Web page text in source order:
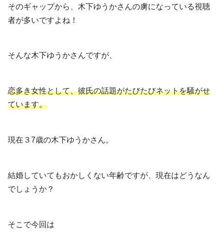
そのギャップから、木下ゆうかさんの虜になっている視聴
者が多いですよね！
そんな木下ゆうかさんですが、
恋多き女性として、彼氏の話題がたびたびネットを騒がせ
ています。
現在３7歳の木下ゆうかさん。
結婚していてもおかしくない年齢ですが、現在はどうなん
でしょうか？
そこで今回は